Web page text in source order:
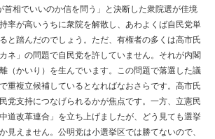
首相でいいのか信を問う」と決断した衆院選が佳境
率が高いうちに衆院を解散し、あわよくば自民党単
と踏んだのでしょう。ただ、有権者の多くは高市氏
ネ」の問題で自民党を許していません。それが内閣
（かいり）を生んでいます。この問題で落選した議
重複立候補しているとなればなおさらです。高市氏
党支持につなげられるかが焦点です。一方、立憲民
道改革連合」を立ち上げましたが、どう見ても選挙
見えません。公明党は小選挙区では勝てないので、